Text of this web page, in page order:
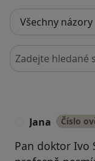
Hledejte v
Jana Číslo
Pan doktor Ivo